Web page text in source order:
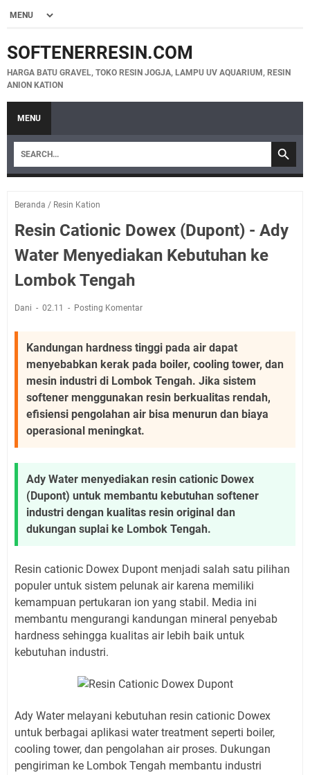
SOFTENERRESIN.COM
HARGA BATU GRAVEL, TOKO RESIN JOGJA, LAMPU UV AQUARIUM, RESIN
ANION KATION
MENU
Beranda / Resin Kation
Resin Cationic Dowex (Dupont) - Ady
Water Menyediakan Kebutuhan ke
Lombok Tengah
Dani 02.11 Posting Komentar
Kandungan hardness tinggi pada air dapat
menyebabkan kerak pada boiler, cooling tower, dan
mesin industri di Lombok Tengah. Jika sistem
softener menggunakan resin berkualitas rendah,
efisiensi pengolahan air bisa menurun dan biaya
operasional meningkat.
Ady Water menyediakan resin cationic Dowex
(Dupont) untuk membantu kebutuhan softener
industri dengan kualitas resin original dan
dukungan suplai ke Lombok Tengah.
Resin cationic Dowex Dupont menjadi salah satu pilihan
populer untuk sistem pelunak air karena memiliki
kemampuan pertukaran ion yang stabil. Media ini
membantu mengurangi kandungan mineral penyebab
hardness sehingga kualitas air lebih baik untuk
kebutuhan industri.
Ady Water melayani kebutuhan resin cationic Dowex
untuk berbagai aplikasi water treatment seperti boiler,
cooling tower, dan pengolahan air proses. Dukungan
pengiriman ke Lombok Tengah membantu industri